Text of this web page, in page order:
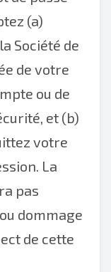
(a)
Société de
de votre
ou de
et (b)
votre
La
pas
dommage
de cette